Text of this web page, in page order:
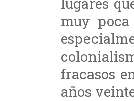
muy
fracasos
años